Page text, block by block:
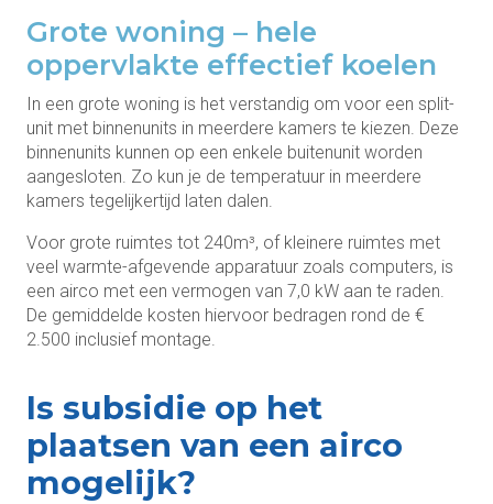
Grote woning – hele
oppervlakte effectief koelen
In een grote woning is het verstandig om voor een split-
unit met binnenunits in meerdere kamers te kiezen. Deze
binnenunits kunnen op een enkele buitenunit worden
aangesloten. Zo kun je de temperatuur in meerdere
kamers tegelijkertijd laten dalen.
Voor grote ruimtes tot 240m³, of kleinere ruimtes met
veel warmte-afgevende apparatuur zoals computers, is
een airco met een vermogen van 7,0 kW aan te raden.
De gemiddelde kosten hiervoor bedragen rond de €
2.500 inclusief montage.
Is subsidie op het
plaatsen van een airco
mogelijk?